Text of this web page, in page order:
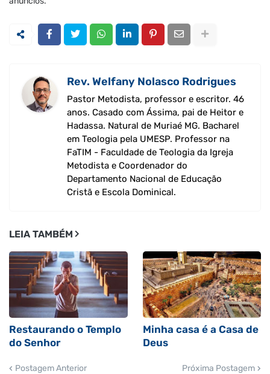
Rev. Welfany Nolasco Rodrigues
Pastor Metodista, professor e escritor. 46
anos. Casado com Ássima, pai de Heitor e
Hadassa. Natural de Muriaé MG. Bacharel
em Teologia pela UMESP. Professor na
FaTIM - Faculdade de Teologia da Igreja
Metodista e Coordenador do
Departamento Nacional de Educação
Cristã e Escola Dominical.
LEIA TAMBÉM
Restaurando o Templo
do Senhor
Minha casa é a Casa de
Deus
Postagem Anterior Próxima Postagem